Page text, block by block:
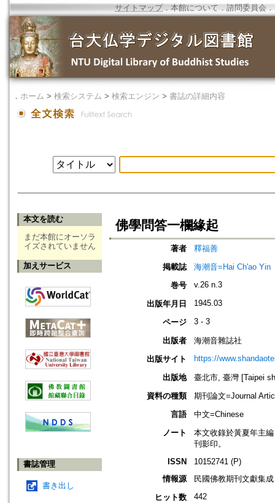
サイトマップ．本館について ． 諮問委員会 ．
． ホーム > 検索システム > 検索エンジン > 書誌の詳細内容
本文を読む
まだ本館にオーソラ
イズされていません
加えサービス
書誌管理
書き出し
佛學問答一欄緣起
著者
釋福善
掲載誌
海潮音=Hai Ch'ao Yin
巻号
v.26 n.3
出版年月日 1945.03
ページ 3 - 3
出版者
海潮音雜誌社
出版サイト
https://
出版地
臺北市, 臺灣 [Taipei
資料の種類
期刊論文=Journal
言語
中文=Chinese
ノート
本文收錄於黃夏年主
刊影印。
ISSN
10152741 (P)
情報源
民國佛教期刊文獻集
ヒット数
442